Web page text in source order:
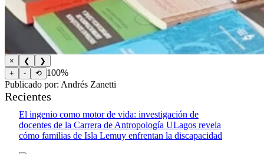
× ❮
❯
+
- ⟲ 100%
Publicado por: Andrés Zanetti
Recientes
El ingenio como motor de vida: investigación de
docentes de la Carrera de Antropología ULagos revela
cómo familias de Isla Lemuy enfrentan la discapacidad